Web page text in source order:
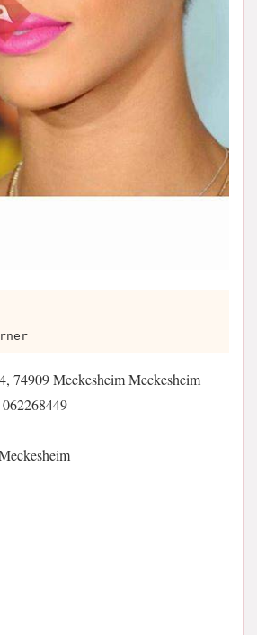
74909 Meckesheim Meckesheim
062268449